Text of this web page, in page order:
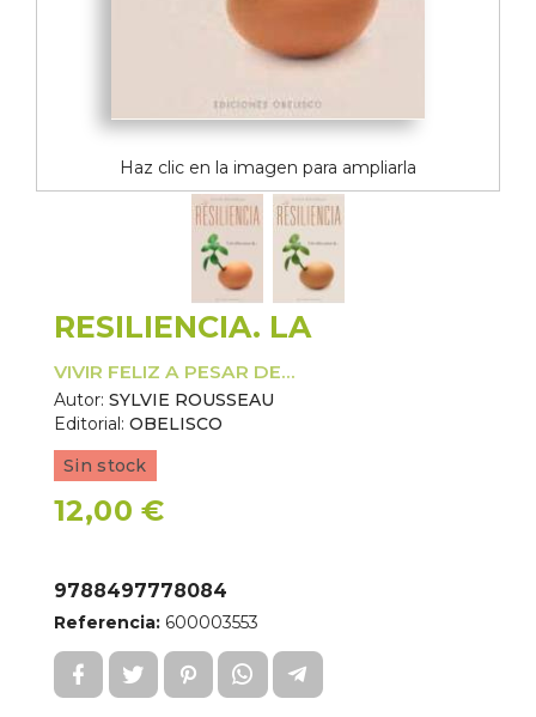
Haz clic en la imagen para ampliarla
RESILIENCIA. LA
VIVIR FELIZ A PESAR DE...
Autor: SYLVIE ROUSSEAU
Editorial: OBELISCO
Sin stock
12,00 €
9788497778084
Referencia: 600003553